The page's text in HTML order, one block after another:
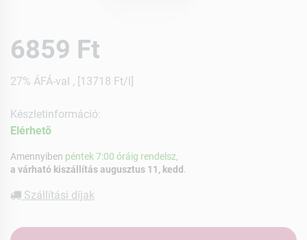
6859 Ft
27% ÁFÁ-val , [13718 Ft/l]
Készletinformáció:
Elérhetõ
Amennyiben péntek 7:00 óráig rendelsz,
a várható kiszállítás augusztus 11, kedd
Szállítási díjak